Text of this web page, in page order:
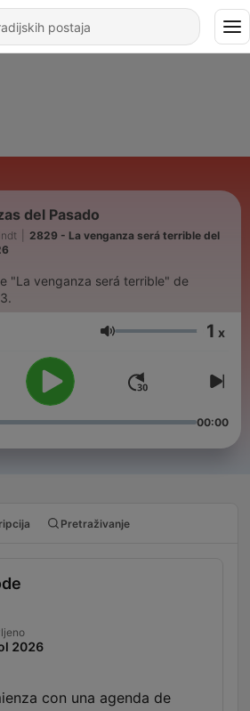
del Pasado
2829 - La venganza será terrible del
"La venganza será terrible" de
Glasnoća 1 x
00:00
Pretraživanje
2026
con una agenda de